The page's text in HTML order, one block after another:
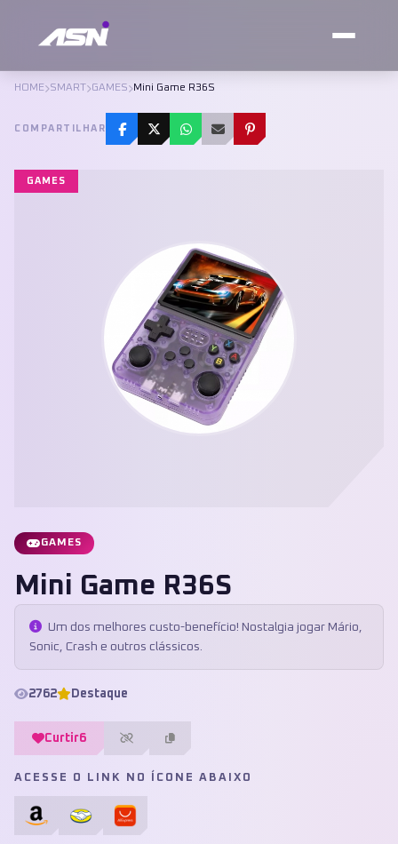
HOME SMART GAMES Mini Game R36S
COMPARTILHAR
GAMES
GAMES
Mini Game R36S
Um dos melhores custo-benefício! Nostalgia jogar Mário,
Sonic, Crash e outros clássicos.
2762 Destaque
Curtir6
ACESSE O LINK NO ÍCONE ABAIXO